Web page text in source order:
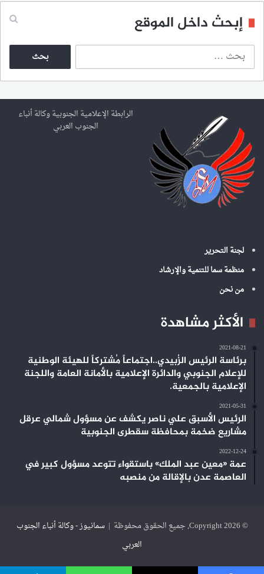
إبحث داخل الموقع
ث
ع
ن
الرابطة الإعلامية الجنوبية وكالة أنباء
الجنوب العربي
لجنة التحرير
منظمة سما للتنمية والإرشاد
من نحن
الأكثر مشاهدة
2021-08-21
برئاسة الرئيس الزُبيدي..اجتماعاً مُشتركاً للهيئة الوطنية
للإعلام الجنوبي والدائرة الإعلامية بالأمانة العامة واللجنة
الإعلامية بالجمعية.
2021-05-31
الرئيس الأسبق علي ناصر يكشف عن مسؤول شمالي عرقل
مشاريع ضخمة بمحافظة سقطرى الجنوبية
2022-12-24
عمة «معين عبد الملك» باستقواء تتوعد مسؤول كبير في
العاصمة عدن بالإقالة من منصبه
© Copyright 2026, جميع الحقوق محفوظة |
سمانيوز - وكالة أنباء الجنوب
العربي